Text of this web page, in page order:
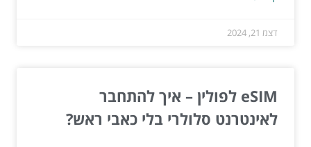
דצמ 21, 2024
eSIM לפולין – איך להתחבר
לאינטרנט סלולרי בלי כאבי ראש?